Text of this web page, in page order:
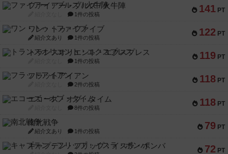
141 PT
ファイアー・ブルズ / 火牛陣
1件の投稿
122 PT
ワン・トゥ・ファイブ
紹介文あり 1件の投稿
119 PT
トランスオリエント・エクスプレス
1件の投稿
118 PT
フラットアイアン
2件の投稿
118 PT
エコーズ・オブ・タイム
8件の投稿
79 PT
南北戦争
紹介文あり 1件の投稿
72 PT
キャプテン・フリップ：イスラ・ボンバ